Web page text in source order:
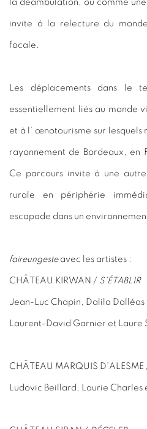
la déambulation , ou comme
invite à la relecture du
focale.
Les déplacements dans le
essentiellement liés au monde
et à l’ œnotourisme sur
rayonnement de Bordeaux, en
Ce parcours invite à une
rurale en périphérie
escapade dans un
faireungesteavec les artistes :
CHÂTEAU KIRWAN / S’ÉTABLIR
Jean-Luc Chapin, Dalila Dalléas
Laurent-David Garnier et Laure
CHÂTEAU MARQUIS D’ALESME
Ludovic Beillard, Laurie